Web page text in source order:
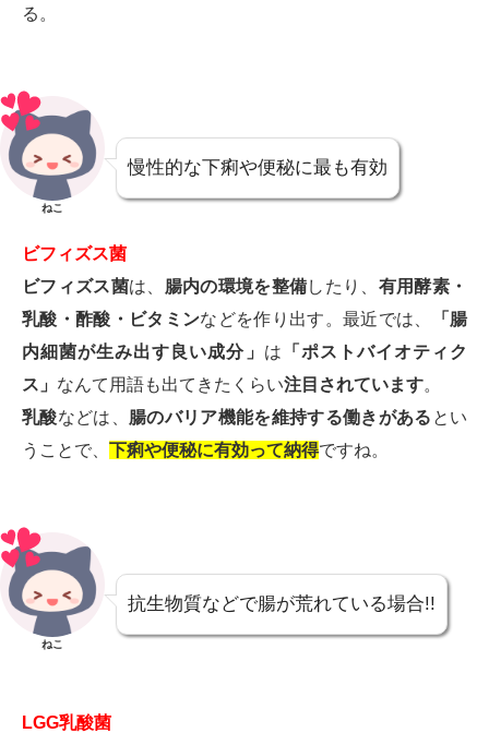
る。
ねこ
慢性的な下痢や便秘に最も有効
ビフィズス菌
ビフィズス菌は、 腸内の環境を整備したり、 有用酵素・
乳酸・酢酸・ビタミンなどを作り出す。最近では、
「腸
内細菌が生み出す良い成分」 は 「ポストバイオティク
ス」 なんて用語も出てきたくらい注目されています。
乳酸などは、 腸のバリア機能を維持する働きがある とい
うことで、 下痢や便秘に有効って納得ですね。
ねこ
抗生物質などで腸が荒れている場合!!
LGG乳酸菌